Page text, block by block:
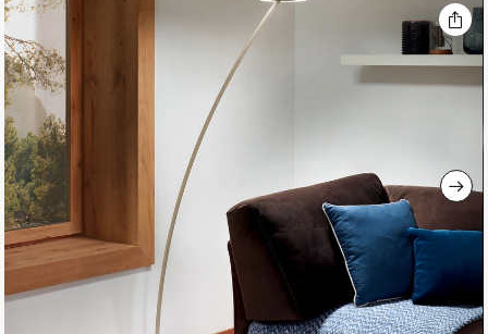
het
einde
van
de
afbeeldingen-
gallerij